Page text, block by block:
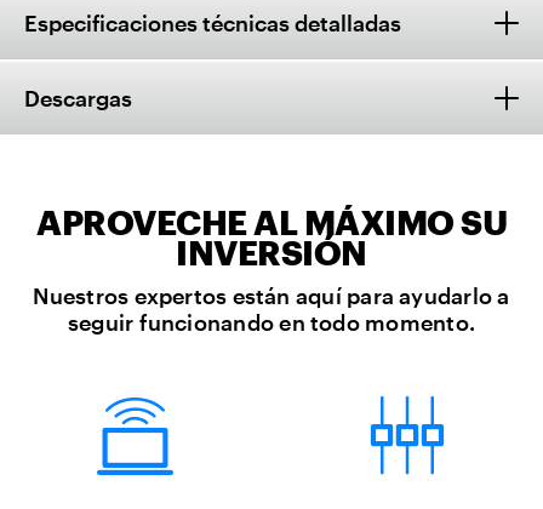
Especificaciones técnicas detalladas
Descargas
APROVECHE AL MÁXIMO SU
INVERSIÓN
Nuestros expertos están aquí para ayudarlo a
seguir funcionando en todo momento.